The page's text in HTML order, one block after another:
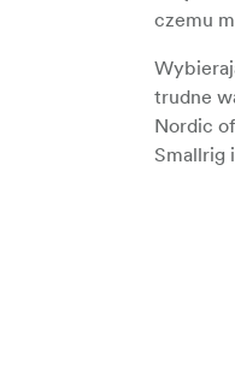
czemu
trudne
Nordic
Smallrig